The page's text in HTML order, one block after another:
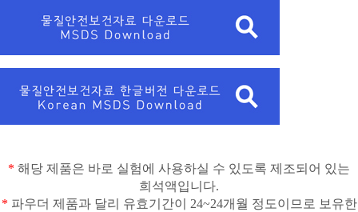
* 해당 제품은 바로 실험에 사용하실 수 있도록 제조되어 있는
희석액입니다.
* 파우더 제품과 달리 유효기간이 24~24개월 정도이므로 보유한